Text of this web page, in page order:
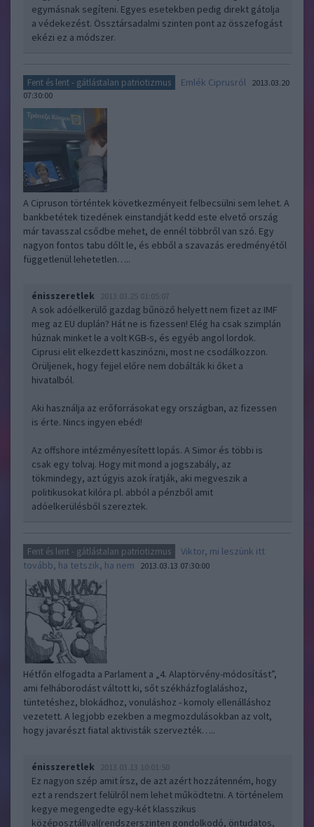
egymásnak segíteni. Egyes esetekben pedig direkt gátolja
a védekezést. Össztársadalmi szinten pont az összefogást
ekézi ez a módszer.
Fent és lent - gátlástalan patriotizmus Emlék Ciprusról 2013.03.20
07:30:00
A Cipruson történtek következményeit felbecsülni sem lehet. A
bankbetétek tizedének einstandját kedd este elvető ország
már tavasszal csődbe mehet, de ennél többről van szó. Egy
nagyon fontos tabu dőlt le, és ebből a szavazás eredményétől
függetlenül lehetetlen…..
énisszeretlek 2013.03.25 01:05:07
A sok adóelkerülő gazdag bűnöző helyett nem fizet az IMF
meg az EU duplán? Hát ne is fizessen! Elég ha csak szimplán
húznak minket le a volt KGB-s, és egyéb angol lordok.
Ciprusi elit elkezdett kaszinózni, most ne csodálkozzon.
Örüljenek, hogy fejjel előre nem dobálták ki őket a
hivatalból.
Aki használja az erőforrásokat egy országban, az fizessen
is érte. Nincs ingyen ebéd!
Az offshore intézményesített lopás. A Simor és többi is
csak egy tolvaj. Hogy mit mond a jogszabály, az
tökmindegy, azt úgyis azok íratják, aki megveszik a
politikusokat kilóra pl. abból a pénzből amit
adóelkerülésből szereztek.
Fent és lent - gátlástalan patriotizmus
Viktor, mi leszünk itt
tovább, ha tetszik, ha nem
2013.03.13 07:30:00
Hétfőn elfogadta a Parlament a „4. Alaptörvény-módosítást”,
ami felháborodást váltott ki, sőt székházfoglaláshoz,
tüntetéshez, blokádhoz, vonuláshoz - komoly ellenálláshoz
vezetett. A legjobb ezekben a megmozdulásokban az volt,
hogy javarészt fiatal aktivisták szervezték…..
énisszeretlek 2013.03.13 10:01:50
Ez nagyon szép amit írsz, de azt azért hozzátenném, hogy
ezt a rendszert felülről nem lehet működtetni. A történelem
kegye megengedte egy-két klasszikus
középosztállyal(rendszerszinten gondolkodó, öntudatos,